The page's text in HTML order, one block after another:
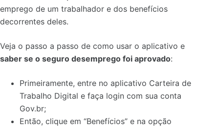
emprego de um trabalhador e dos benefícios
decorrentes deles.
Veja o passo a passo de como usar o aplicativo e
saber se o seguro desemprego foi aprovado:
Primeiramente, entre no aplicativo Carteira de
Trabalho Digital e faça login com sua conta
Gov.br;
Então, clique em “Benefícios” e na opção